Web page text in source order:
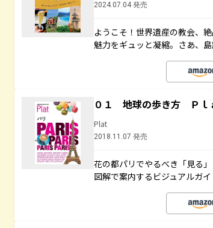
2024.07.04 発売
ようこそ！世界遺産の教会、
魅力をギュッと凝縮。さあ、島
０１ 地球の歩き方 Ｐ
Plat
2018.11.07 発売
花の都パリでやるべき「見る
図解で案内するビジュアルガイ